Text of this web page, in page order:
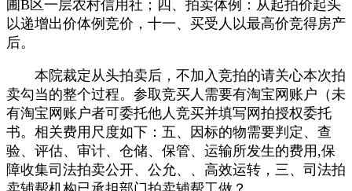
圃B区一层农村信用社；四、拍卖体例：从起拍价起头
以递增出价体例竞价，十一、买受人以最高价竞得房产
后。
本院裁定从头拍卖后，不加入竞拍的请关心本次拍
卖勾当的整个过程。参取竞买人需要有淘宝网账户（未
有淘宝网账户者可委托他人竞买并填写网拍授权委托
书。相关费用尺度如下：五、因标的物需要判定、查
验、评估、审计、仓储、保管、运输所发生的费用,保
障收集司法拍卖公开、公允、、高效运转，三、司法拍